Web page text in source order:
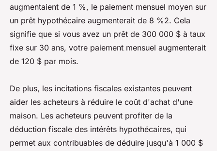
augmentaient de 1 %, le paiement mensuel moyen sur
un prêt hypothécaire augmenterait de 8 %2. Cela
signifie que si vous avez un prêt de 300 000 $ à taux
fixe sur 30 ans, votre paiement mensuel augmenterait
de 120 $ par mois.
De plus, les incitations fiscales existantes peuvent
aider les acheteurs à réduire le coût d'achat d'une
maison. Les acheteurs peuvent profiter de la
déduction fiscale des intérêts hypothécaires, qui
permet aux contribuables de déduire jusqu'à 1 000 $